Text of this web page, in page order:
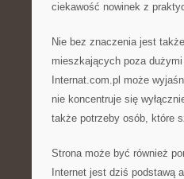
ciekawość nowinek z
Nie bez znaczenia jest
mieszkających poza
Internat.com.pl może
nie koncentruje się
także potrzeby osób, które
Strona może być również
Internet jest dziś podstawą